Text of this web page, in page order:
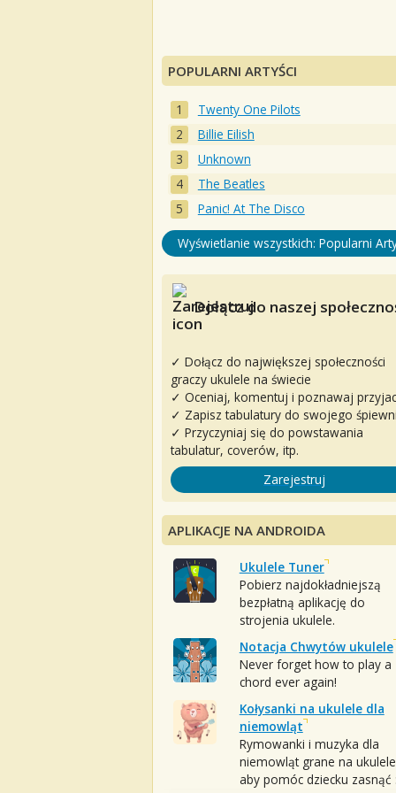
POPULARNI ARTYŚCI
Twenty One Pilots
Billie Eilish
Unknown
The Beatles
Panic! At The Disco
Wyświetlanie wszystkich: Popularni
Dołącz do naszej
✓ Dołącz do największej społeczności
graczy ukulele na świecie
✓ Oceniaj, komentuj i poznawaj
✓ Zapisz tabulatury do swojego
✓ Przyczyniaj się do powstawania
tabulatur, coverów, itp.
Zarejestruj
APLIKACJE NA ANDROIDA
Ukulele Tuner
Pobierz najdokładniejszą
bezpłatną aplikację do
strojenia ukulele.
Notacja Chwytów ukulele
Never forget how to play a
chord ever again!
Kołysanki na ukulele dla
niemowląt
Rymowanki i muzyka dla
niemowląt grane na
aby pomóc dziecku zasnąć